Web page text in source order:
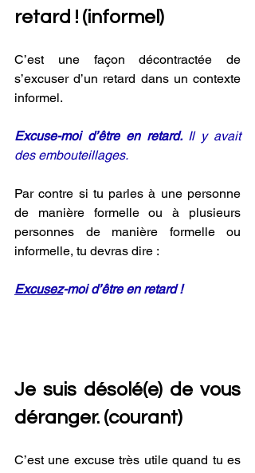
retard ! (informel)
C’est une façon décontractée de
s’excuser d’un retard dans un contexte
informel.
Excuse-moi d’être en retard. Il y avait
des embouteillages.
Par contre si tu parles à une personne
de manière formelle ou à plusieurs
personnes de manière formelle ou
informelle, tu devras dire :
Excusez-moi d’être en retard !
Je suis désolé(e) de vous
déranger. (courant)
C’est une excuse très utile quand tu es